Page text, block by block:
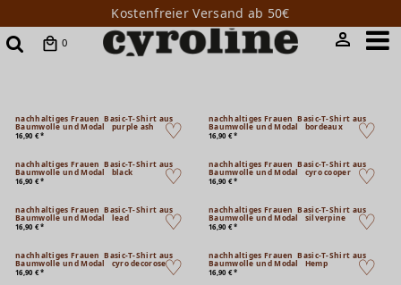
Kostenfreier Versand ab 50€
0
nachhaltiges Frauen Basic-T-Shirt aus
Baumwolle und Modal purple ash
16,90 € *
nachhaltiges Frauen Basic-T-Shirt aus
Baumwolle und Modal bordeaux
16,90 € *
nachhaltiges Frauen Basic-T-Shirt aus
Baumwolle und Modal black
16,90 € *
nachhaltiges Frauen Basic-T-Shirt aus
Baumwolle und Modal cyro cooper
16,90 € *
nachhaltiges Frauen Basic-T-Shirt aus
Baumwolle und Modal lead
16,90 € *
nachhaltiges Frauen Basic-T-Shirt aus
Baumwolle und Modal silverpine
16,90 € *
nachhaltiges Frauen Basic-T-Shirt aus
Baumwolle und Modal cyro decorose
16,90 € *
nachhaltiges Frauen Basic-T-Shirt aus
Baumwolle und Modal Hemp
16,90 € *